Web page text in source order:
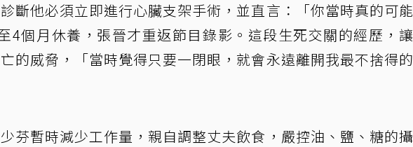
斷他必須立即進行心臟支架手術，並直言：「你當時真的可能
4個月休養，張晉才重返節目錄影。這段生死交關的經歷，讓
的威脅，「當時覺得只要一閉眼，就會永遠離開我最不捨得的
芬暫時減少工作量，親自調整丈夫飲食，嚴控油、鹽、糖的攝